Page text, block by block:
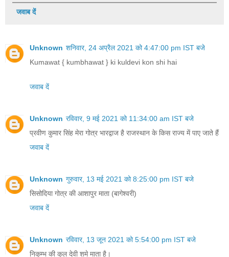
जवाब दें
Unknown शनिवार, 24 अप्रैल 2021 को 4:47:00 pm IST बजे
Kumawat { kumbhawat } ki kuldevi kon shi hai
जवाब दें
Unknown रविवार, 9 मई 2021 को 11:34:00 am IST बजे
प्रवीण कुमार सिंह मेरा गोत्र भारद्वाज है राजस्थान के किस राज्य में पाए जाते हैं
जवाब दें
Unknown गुरुवार, 13 मई 2021 को 8:25:00 pm IST बजे
सिसोदिया गोत्र की आशापुर माता (बागेश्वरी)
जवाब दें
Unknown रविवार, 13 जून 2021 को 5:54:00 pm IST बजे
निकुम्भ की कुल देवी शमे माता है।